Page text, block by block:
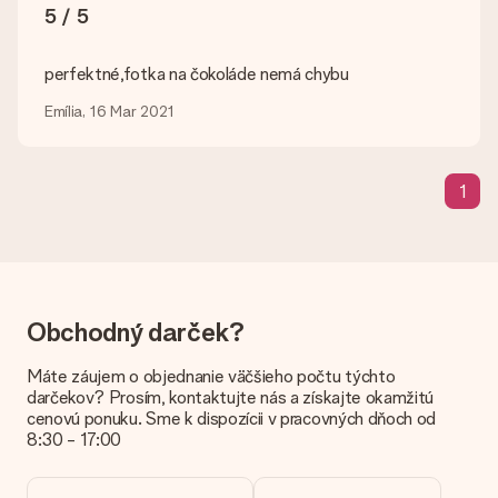
Nahrajete súbory JPG a PNG do nášho editora. Je to príliš
technické alebo máte obrázok iného formátu, ktorý by ste
vám pomôžu, takže si môžete urobiť darček, ktorý chcete!
Čo ak nie je k dispozícii farba alebo možnosť?
presne vedieť, komu poďakovať za toto krásne prekvapenie.
Je môj darček zabalený?
V súčasnej dobe nemáme (zatiaľ) mať darčekové balenie
služby zabaliť váš darček. Dary dodávame v slávnostnom
balení. To znamená, že váš dar je pripravený na doručenie alebo
že ho môžete priamo poslať príjemcovi.
5 / 5
perfektné,fotka na čokoláde nemá chybu
Emília, 16 Mar 2021
1
Obchodný darček?
Máte záujem o objednanie väčšieho počtu týchto
darčekov? Prosím, kontaktujte nás a získajte okamžitú
cenovú ponuku. Sme k dispozícii v pracovných dňoch od
8:30 - 17:00